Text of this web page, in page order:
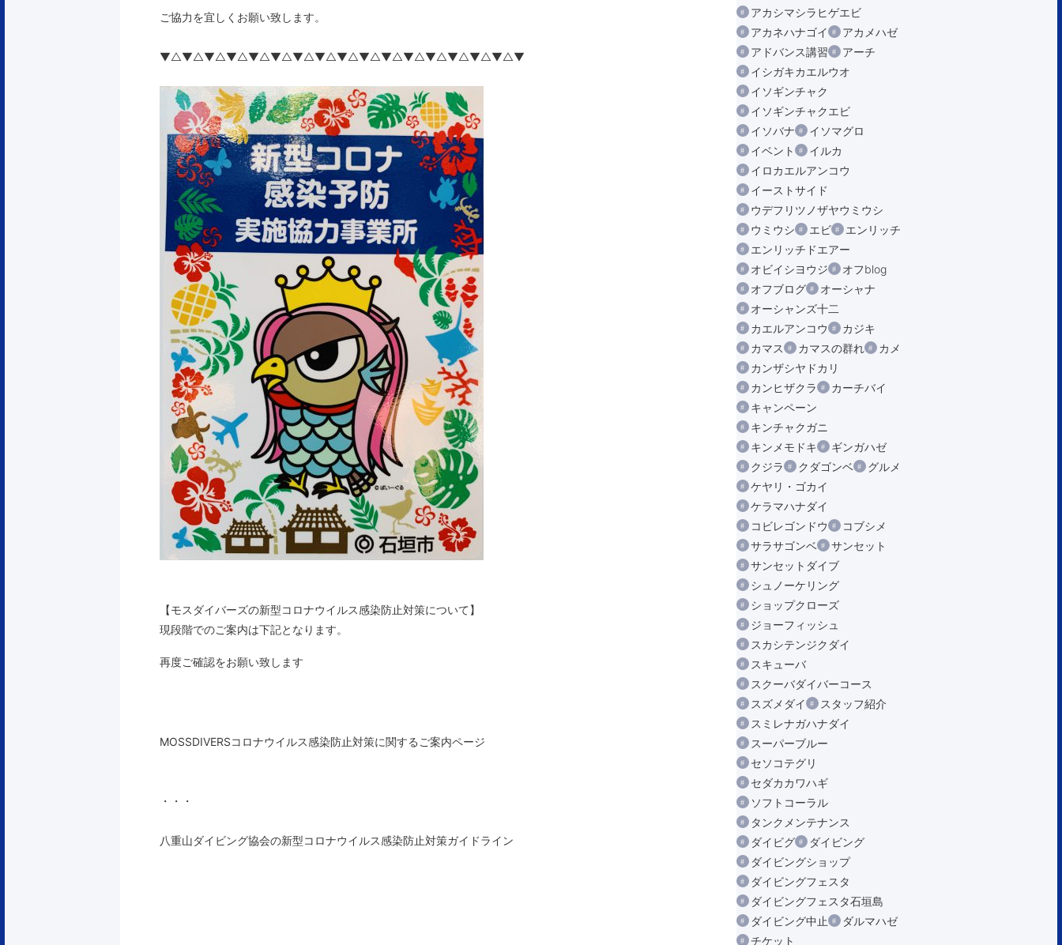
ご協力を宜しくお願い致します。
▼△▼△▼△▼△▼△▼△▼△▼△▼△▼△▼△▼△▼△▼△▼△▼△▼
【モスダイバーズの新型コロナウイルス感染防止対策について】
現段階でのご案内は下記となります。
再度ご確認をお願い致します
MOSSDIVERSコロナウイルス感染防止対策に関するご案内ページ
・・・
八重山ダイビング協会の新型コロナウイルス感染防止対策ガイドライン
アカシマシラヒゲエビ
アカネハナゴイ
アカメハゼ
アドバンス講習
アーチ
イシガキカエルウオ
イソギンチャク
イソギンチャクエビ
イソバナ
イソマグロ
イベント
イルカ
イロカエルアンコウ
イーストサイド
ウデフリツノザヤウミウシ
ウミウシ
エビ
エンリッチ
エンリッチドエアー
オビイシヨウジ
オフblog
オフブログ
オーシャナ
オーシャンズ十二
カエルアンコウ
カジキ
カマス
カマスの群れ
カメ
カンザシヤドカリ
カンヒザクラ
カーチバイ
キャンペーン
キンチャクガニ
キンメモドキ
ギンガハゼ
クジラ
クダゴンベ
グルメ
ケヤリ・ゴカイ
ケラマハナダイ
コビレゴンドウ
コブシメ
サラサゴンベ
サンセット
サンセットダイブ
シュノーケリング
ショップクローズ
ジョーフィッシュ
スカシテンジクダイ
スキューバ
スクーバダイバーコース
スズメダイ
スタッフ紹介
スミレナガハナダイ
スーパーブルー
セソコテグリ
セダカカワハギ
ソフトコーラル
タンクメンテナンス
ダイビグ
ダイビング
ダイビングショップ
ダイビングフェスタ
ダイビングフェスタ石垣島
ダイビング中止
ダルマハゼ
チケット